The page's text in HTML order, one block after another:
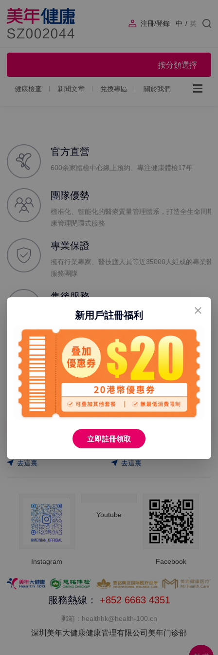
注冊/登錄 中 / 英
按分類選擇
健康檢查 新聞文章 兌換專區 關於我們
官方直營
600余家體檢中心線上預約、專注健康體檢17年
團隊優勢
標准化、智能化的醫療質量管理體系，打造全生命周期
康管理閉環式服務
專業保證
擁有行業專家、醫技護人員等近35000人組成的專業醫
服務團隊
售後服務
未消費訂單及時退、過期退、體檢保障和隱私保障
分院地址聯繫方式
龍華慈銘逸康分院(近深圳
北高鐵站)
852-6663 4351(香港客服)
去這裏
福田美兆分院(近福田口
岸)
座 F2 層
852-6663 4351(香港客服)
去這裏
Instagram
Youtube
Facebook
服務熱線： +852 6663 4351
郵箱：healthhk@health-100.cn
深圳美年大健康健康管理有限公司美年门诊部
新用戶註冊福利
立即註冊領取